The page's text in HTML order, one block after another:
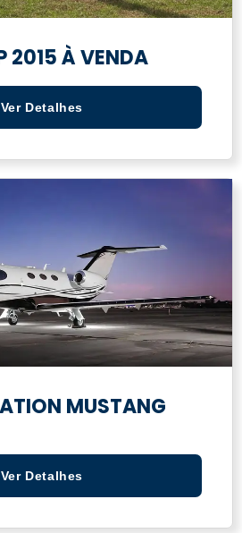
2015 À VENDA
Ver Detalhes
MUSTANG
Ver Detalhes